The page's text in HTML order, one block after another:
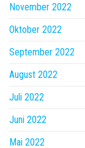
November 2022
Oktober 2022
September 2022
August 2022
Juli 2022
Juni 2022
Mai 2022